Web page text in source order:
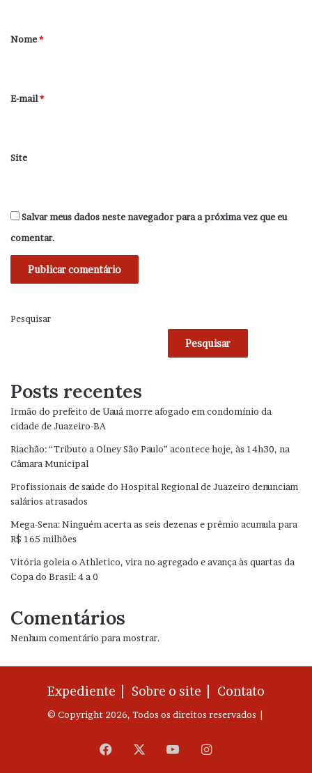
r
*
Nome*
E-mail*
Site
Salvar meus dados neste navegador para a próxima vez que eu
comentar.
Pesquisar
Pesquisar
Posts recentes
Irmão do prefeito de Uauá morre afogado em condomínio da
cidade de Juazeiro-BA
Riachão: “Tributo a Olney São Paulo” acontece hoje, às 14h30, na
Câmara Municipal
Profissionais de saúde do Hospital Regional de Juazeiro denunciam
salários atrasados
Mega-Sena: Ninguém acerta as seis dezenas e prêmio acumula para
R$ 165 milhões
Vitória goleia o Athletico, vira no agregado e avança às quartas da
Copa do Brasil: 4 a 0
Comentários
Nenhum comentário para mostrar.
Expediente | Sobre o site | Contato
© Copyright 2026, Todos os direitos reservados |
Facebook YouTubeInstagram